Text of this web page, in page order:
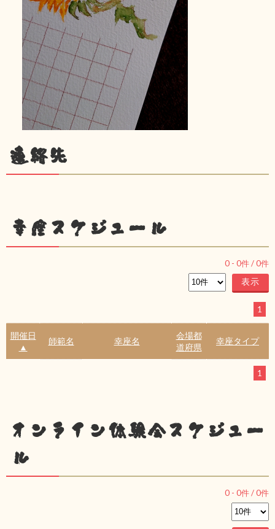
連絡先
幸座スケジュール
0 - 0件 /0件
1
開催日
▲
師範名 幸座名
会場都
道府県
幸座タイプ
1
オンライン体験会スケジュー
ル
0 - 0件 /0件